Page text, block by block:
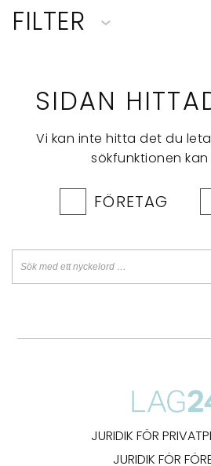
FILTER
SIDAN
Vi kan inte hitta det du
sökfunktionen
FÖRETAG
JURIDIK FÖR
JURIDIK FÖR